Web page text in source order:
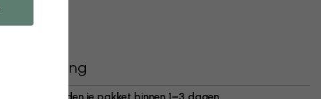
Bezorging